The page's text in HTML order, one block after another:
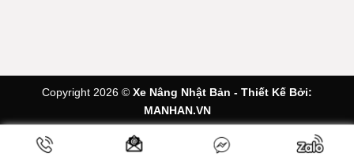
Copyright 2026 © Xe Nâng Nhật Bản - Thiết Kế Bởi:
MANHAN.VN